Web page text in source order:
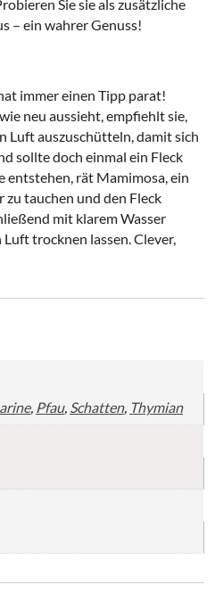
Sie sie als zusätzliche
– ein wahrer Genuss!
immer einen Tipp parat!
neu aussieht, empfiehlt sie,
Luft auszuschütteln, damit sich
sollte doch einmal ein Fleck
entstehen, rät Mamimosa, ein
zu tauchen und den Fleck
mit klarem Wasser
trocknen lassen. Clever,
, Pfau, Schatten, Thymian